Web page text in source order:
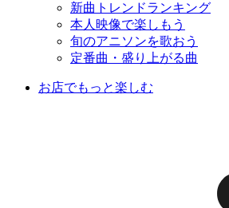
新曲トレンドランキング
本人映像で楽しもう
旬のアニソンを歌おう
定番曲・盛り上がる曲
お店でもっと楽しむ